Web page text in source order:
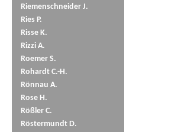
Riemenschneider J.
Ries P.
Risse K.
Rizzi A.
Roemer S.
Rohardt C.-H.
Rönnau A.
Rose H.
Rößler C.
Röstermundt D.